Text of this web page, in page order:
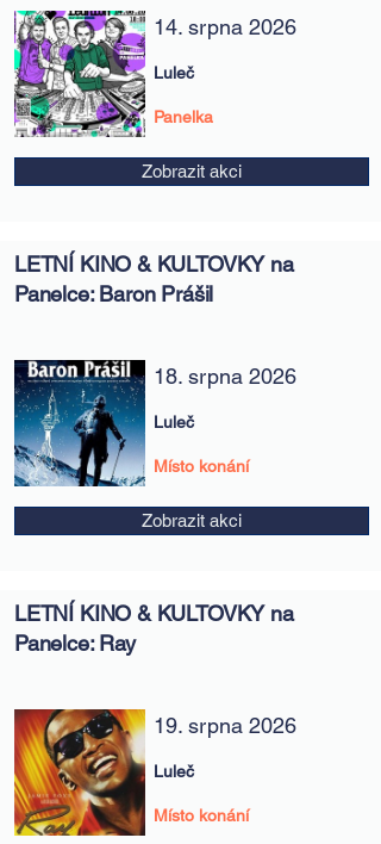
14. srpna 2026
Luleč
Panelka
Zobrazit akci
LETNÍ KINO & KULTOVKY na
Panelce: Baron Prášil
18. srpna 2026
Luleč
Místo konání
Zobrazit akci
LETNÍ KINO & KULTOVKY na
Panelce: Ray
19. srpna 2026
Luleč
Místo konání